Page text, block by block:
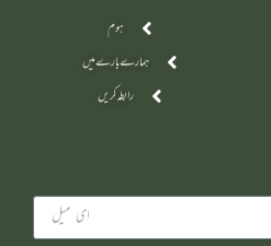
ہوم
ہمارے بارے میں
رابطہ کریں